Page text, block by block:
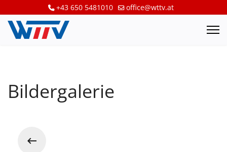
+43 650 5481010 office@wttv.at
Bildergalerie